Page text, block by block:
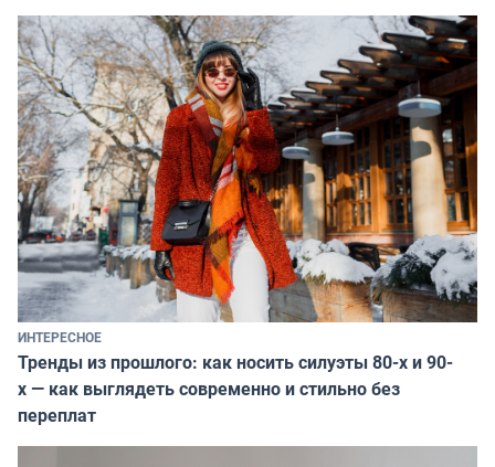
ИНТЕРЕСНОЕ
Тренды из прошлого: как носить силуэты 80-х и 90-
х — как выглядеть современно и стильно без
переплат